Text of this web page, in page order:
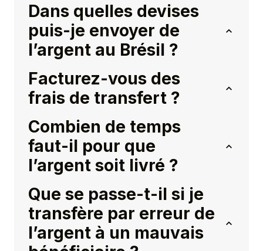
Dans quelles devises
puis-je envoyer de
l’argent au Brésil ?
Facturez-vous des
frais de transfert ?
Combien de temps
faut-il pour que
l’argent soit livré ?
Que se passe-t-il si je
transfère par erreur de
l’argent à un mauvais